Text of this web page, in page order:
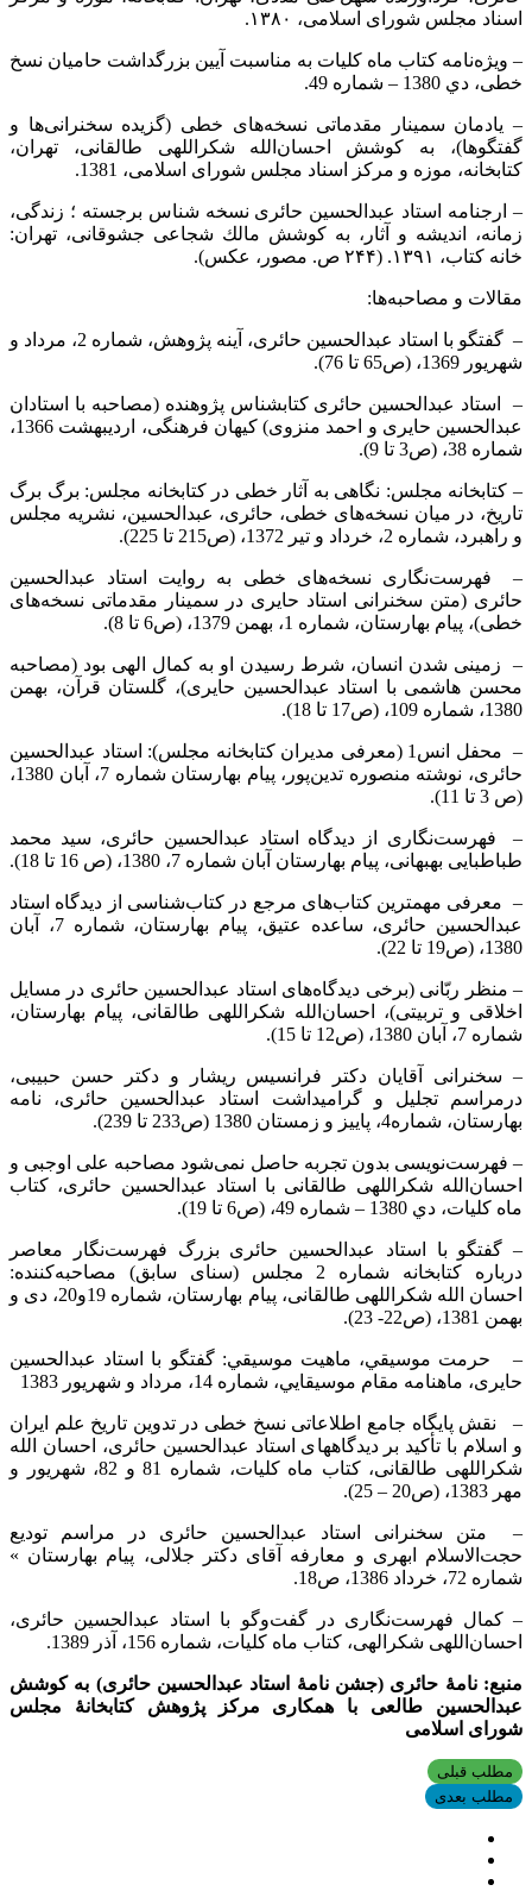
اسناد مجلس شورای اسلامی، ۱۳۸۰.
– ویژه‌نامه کتاب ماه کلیات به مناسبت آیین بزرگداشت حامیان نسخ
خطی، دي 1380 – شماره 49.
– یادمان سمینار مقدماتی نسخه‌های خطی (گزیده سخنرانی‌ها و
گفتگوها)، به کوشش احسان‌الله شکراللهی طالقانی، تهران،
کتابخانه، موزه و مرکز اسناد مجلس شورای اسلامی، 1381.
– ارجنامه استاد عبدالحسین حائری نسخه شناس برجسته ؛ زندگی،
زمانه، اندیشه و آثار، به كوشش مالك شجاعی جشوقانی، تهران:
خانه كتاب، ۱۳۹۱. (۲۴۴ ص. مصور، عكس).
مقالات و مصاحبه‌ها:
– گفتگو با استاد عبدالحسین حائری، آینه پژوهش، شماره 2، مرداد و
شهريور 1369، (ص65 تا 76).
– استاد عبدالحسین حائری کتابشناس پژوهنده (مصاحبه با استادان
عبدالحسین حایری و احمد منزوی) کیهان فرهنگی، ارديبهشت 1366،
شماره 38، (ص3 تا 9).
– کتابخانه مجلس: نگاهی به آثار خطی در کتابخانه مجلس: برگ برگ
تاریخ، در میان نسخه‌های خطی، حائری، عبدالحسین، نشریه مجلس
و راهبرد، شماره 2، خرداد و تیر 1372، (ص215 تا 225).
– فهرست‌نگاری نسخه‌های خطی به روایت استاد عبدالحسین
حائری (متن سخنرانی استاد حایری در سمینار مقدماتی نسخه‌های
خطی)، پیام بهارستان، شماره 1، بهمن 1379، (ص6 تا 8).
– زمینی شدن انسان، شرط رسیدن او به کمال الهی بود (مصاحبه
محسن هاشمی با استاد عبدالحسین حایری)، گلستان قرآن، بهمن
1380، شماره 109، (ص17 تا 18).
– محفل انس1 (معرفی مدیران کتابخانه مجلس): استاد عبدالحسین
حائری، نوشته منصوره تدین‌پور، پیام بهارستان شماره 7، آبان 1380،
(ص 3 تا 11).
– فهرست‌نگاری از دیدگاه استاد عبدالحسین حائری، سید محمد
طباطبایی بهبهانی، پیام بهارستان آبان شماره 7، 1380، (ص 16 تا 18).
– معرفی مهمترین کتاب‌های مرجع در کتاب‌شناسی از دیدگاه استاد
عبدالحسین حائری، ساعده عتیق، پیام بهارستان، شماره 7، آبان
1380، (ص19 تا 22).
– منظر ربّانی (برخی دیدگاه‌های استاد عبدالحسین حائری در مسایل
اخلاقی و تربیتی)، احسان‌الله شکراللهی طالقانی، پیام بهارستان،
شماره 7، آبان 1380، (ص12 تا 15).
– سخنرانی آقایان دکتر فرانسیس ریشار و دکتر حسن حبیبی،
درمراسم تجلیل و گرامیداشت استاد عبدالحسین حائری، نامه
بهارستان، شماره4، پاییز و زمستان 1380 (ص233 تا 239).
– فهرست‌نویسی بدون تجربه حاصل نمی‌شود مصاحبه علی اوجبی و
احسان‌الله شکراللهی طالقانی با استاد عبدالحسین حائری، کتاب
ماه کلیات، دي 1380 – شماره 49، (ص6 تا 19).
– گفتگو با استاد عبدالحسین حائری بزرگ فهرست‌نگار معاصر
درباره کتابخانه شماره 2 مجلس (سنای سابق) مصاحبه‌کننده:
احسان الله شکراللهی طالقانی، پیام بهارستان، شماره 19و20، دی و
بهمن 1381، (ص22- 23).
– حرمت موسيقي، ماهيت موسيقي: گفتگو با استاد عبدالحسین
حایری، ماهنامه مقام موسيقايي، شماره 14، مرداد و شهريور 1383
– نقش پایگاه جامع اطلاعاتی نسخ خطی در تدوین تاریخ علم ایران
و اسلام با تأکید بر دیدگاههای استاد عبدالحسین حائری، احسان الله
شکراللهی طالقانی، کتاب ماه کلیات، شماره 81 و 82، شهريور و
مهر 1383، (ص20 – 25).
– متن سخنرانی استاد عبدالحسین حائری در مراسم تودیع
حجت‌الاسلام ابهری و معارفه آقای دکتر جلالی، پیام بهارستان »
شماره 72، خرداد 1386، ص18.
– کمال فهرست‌نگاری در گفت‌وگو با استاد عبدالحسین حائری،
احسان‌اللهی شکرالهی، کتاب ماه کلیات، شماره 156، آذر 1389.
منبع: نامۀ حائری (جشن نامۀ استاد عبدالحسین حائری) به کوشش
عبدالحسین طالعی با همکاری مرکز پژوهش کتابخانۀ مجلس
شورای اسلامی
مطلب قبلی
مطلب بعدی